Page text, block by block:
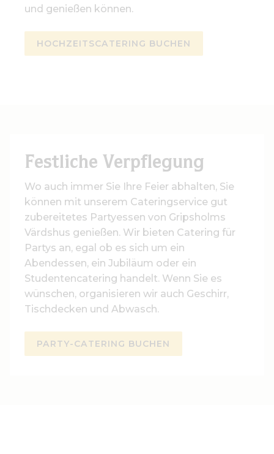
und genießen können.
HOCHZEITSCATERING BUCHEN
Festliche Verpflegung
Wo auch immer Sie Ihre Feier abhalten, Sie
können mit unserem Cateringservice gut
zubereitetes Partyessen von Gripsholms
Värdshus genießen. Wir bieten Catering für
Partys an, egal ob es sich um ein
Abendessen, ein Jubiläum oder ein
Studentencatering handelt. Wenn Sie es
wünschen, organisieren wir auch Geschirr,
Tischdecken und Abwasch.
PARTY-CATERING BUCHEN